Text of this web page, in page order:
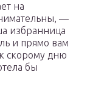
на
—
избранница
и прямо вам
скорому дню
бы